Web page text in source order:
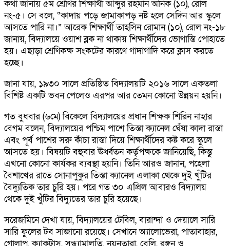
কথা জানায় ৫ম শ্রেণির শিক্ষার্থী আব্দুর রহমান অনিক (১০), রোল
নং-৫। সে বলে, “কাদায় পড়ে জামাকাপড় নষ্ট হলে সেদিন আর স্কুলে
আসতে পারি না।” আরেক শিক্ষার্থী তাহসিন রোমান (১০), রোল নং-১৮
জানায়, বিদ্যালয়ে ওয়াশ ব্লক না থাকায় শিক্ষার্থীদের ভোগান্তি পোহাতে
হয়। এছাড়া শ্রেণিকক্ষ সংকটের কারণে গাদাগাদি করে ক্লাস করতে
হচ্ছে।
জানা যায়, ১৯৩০ সালে প্রতিষ্ঠিত বিদ্যালয়টি ২০১৬ সালে একতলা
বিশিষ্ট একটি ভবন পেলেও এরপর আর তেমন কোনো উন্নয়ন হয়নি।
গত বুধবার (৬মে) বিকেলে বিদ্যালয়ের প্রধান শিক্ষক শিরিন নাহার
বেগম বলেন, বিদ্যালয়ের পশ্চিম পাশে তিস্তা ক্যানেল ঘেঁষা কাদা রাস্তা
এবং পূর্ব পাশের সরু কাঁচা রাস্তা দিয়ে শিক্ষার্থীদের কষ্ট করে স্কুলে
আসতে হয়। বিষয়টি বহুবার ঊর্ধ্বতন কর্তৃপক্ষকে জানিয়েছি, কিন্তু
এখনো কোনো কার্যকর ব্যবস্থা হয়নি। তিনি আরও জানান, পহেলা
বৈশাখের রাতে সোনাপুকুর তিস্তা ক্যানেল এলাকা থেকে দুই খুঁটির
বৈদ্যুতিক তার চুরি হয়। পরে গত ৩০ এপ্রিল আবারও বিদ্যালয়
থেকে দুই খুঁটির বিদ্যুতের তার চুরি হয়েছে।
সরেজমিনে দেখা যায়, বিদ্যালয়ের টেবিল, বারান্দা ও দেয়ালে সারি
সারি ফুলের টব সাজানো রয়েছে। সেখানে অ্যালোভেরা, পাতাবাহার,